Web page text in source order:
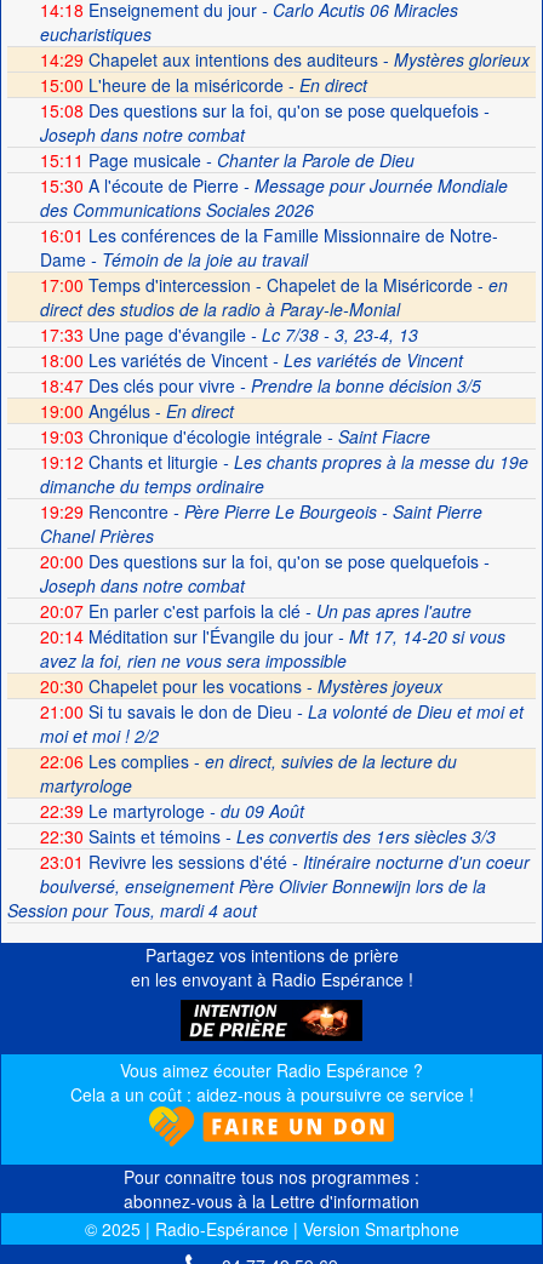
14:18 Enseignement du jour- Carlo Acutis 06 Miracles
eucharistiques
14:29 Chapelet aux intentions des auditeurs - Mystères glorieux
15:00 L'heure de la miséricorde - En direct
15:08 Des questions sur la foi, qu'on se pose quelquefois-
Joseph dans notre combat
15:11 Page musicale- Chanter la Parole de Dieu
15:30 A l'écoute de Pierre- Message pour Journée Mondiale
des Communications Sociales 2026
16:01 Les conférences de la Famille Missionnaire de Notre-
Dame- Témoin de la joie au travail
17:00 Temps d'intercession - Chapelet de la Miséricorde - en
direct des studios de la radio à Paray-le-Monial
17:33 Une page d'évangile- Lc 7/38 - 3, 23-4, 13
18:00 Les variétés de Vincent- Les variétés de Vincent
18:47Des clés pour vivre- Prendre la bonne décision 3/5
19:00 Angélus - En direct
19:03 Chronique d'écologie intégrale- Saint Fiacre
19:12 Chants et liturgie- Les chants propres à la messe du 19e
dimanche du temps ordinaire
19:29Rencontre- Père Pierre Le Bourgeois - Saint Pierre
Chanel Prières
20:00 Des questions sur la foi, qu'on se pose quelquefois-
Joseph dans notre combat
20:07En parler c'est parfois la clé- Un pas apres l'autre
20:14Méditation sur l'Évangile du jour- Mt 17, 14-20 si vous
avez la foi, rien ne vous sera impossible
20:30 Chapelet pour les vocations - Mystères joyeux
21:00 Si tu savais le don de Dieu - La volonté de Dieu et moi et
moi et moi ! 2/2
22:06 Les complies - en direct, suivies de la lecture du
martyrologe
22:39Le martyrologe- du 09 Août
22:30 Saints et témoins- Les convertis des 1ers siècles 3/3
23:01 Revivre les sessions d'été- Itinéraire nocturne d'un coeur
boulversé, enseignement Père Olivier Bonnewijn lors de la
Session pour Tous, mardi 4 aout
Partagez vos intentions de prière
en les envoyant à Radio Espérance !
Vous aimez écouter Radio Espérance ?
Cela a un coût : aidez-nous à poursuivre ce service !
Pour connaitre tous nos programmes :
abonnez-vous à la Lettre d'information
© 2025 | Radio-Espérance | Version Smartphone